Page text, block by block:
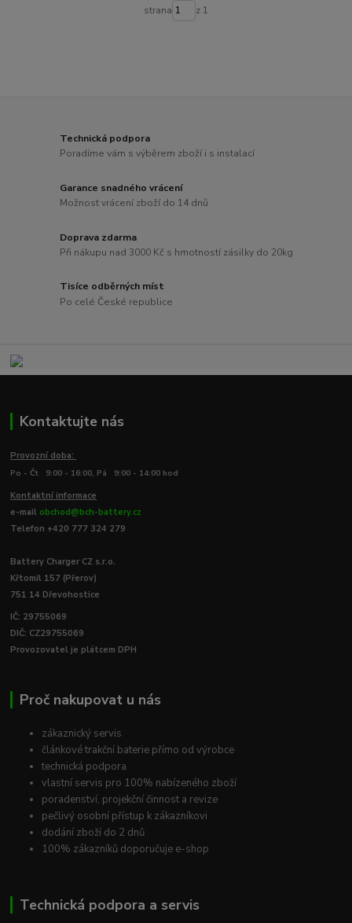
strana z 1
Technická podpora
Poradíme vám s výběrem zboží i s instalací
Garance snadného vrácení
Možnost vrácení zboží do 14 dnů
Doprava zdarma
Při nákupu nad 3000 Kč s hmotností zásilky do 20kg
Tisíce odběrných míst
Po celé České republice
Kontaktujte nás
Provozní doba:
Po - Čt 9:00 - 16:00, Pá 9:00 - 14:00 hod
Kontaktní informace
e-mail obchod@bch-battery.cz
Telefon +420 777 324 279
Battery Charger CZ s.r.o.
Křtomil 157 (Přerov)
751 14 Dřevohostice
IČ: 29755069
DIČ: CZ29755069
Provozovatel je plátcem DPH
Proč nakupovat u nás
zákaznický servis
článkové trakční baterie přímo od výrobce
technická podpora
vlastní servis pro 100% nabízeného zboží
poradenství, projekční činnost a revize
pečlivý osobní přístup k zákazníkovi
dodání zboží do 2 dnů
100% zákazníků doporučuje e-shop
Technická podpora a servis